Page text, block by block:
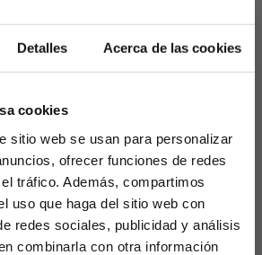
Detalles Acerca de las cookies
cookies
sitio web se usan para personalizar
ofrecer funciones de redes
tráfico. Además, compartimos
uso que haga del sitio web con
redes sociales, publicidad y análisis
combinarla con otra información
en la portería
sonadas. El portero vasco
opción de compra por encima
de euros. El acuerdo incluye
y penalizaciones en caso
mínimo de encuentros, una
y el protagonismo que se le